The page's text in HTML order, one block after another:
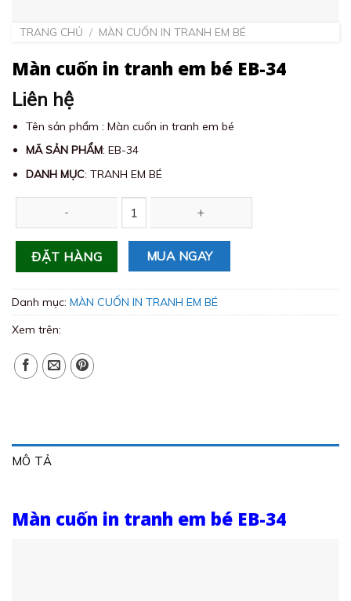
TRANG CHỦ / MÀN CUỐN IN TRANH EM BÉ
Màn cuốn in tranh em bé EB-34
Liên hệ
Tên sản phẩm : Màn cuốn in tranh em bé
MÃ SẢN PHẨM: EB-34
DANH MỤC: TRANH EM BÉ
ĐẶT HÀNG MUA NGAY
Danh mục: MÀN CUỐN IN TRANH EM BÉ
Xem trên:
MÔ TẢ
Màn cuốn in tranh em bé EB-34